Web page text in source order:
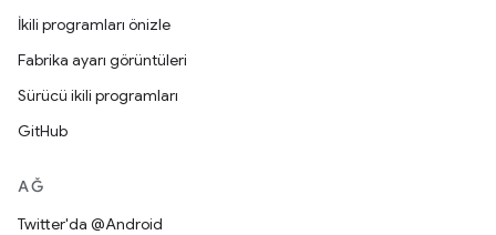
İkili programları önizle
Fabrika ayarı görüntüleri
Sürücü ikili programları
GitHub
AĞ
Twitter'da @Android